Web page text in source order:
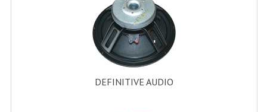
Enceintes Murales (Ligne 100V 16 - 8 Ohm)
Hp À Chambre De Compression
DEFINITIVE AUDIO